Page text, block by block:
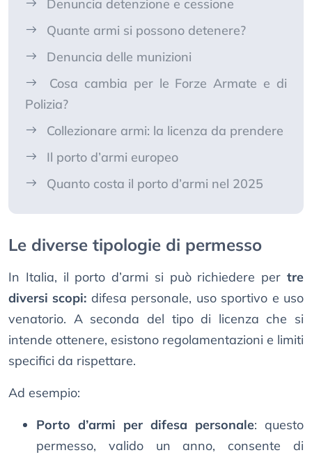
Denuncia detenzione e cessione
Quante armi si possono detenere?
Denuncia delle munizioni
Cosa cambia per le Forze Armate e di
Polizia?
Collezionare armi: la licenza da prendere
Il porto d’armi europeo
Quanto costa il porto d’armi nel 2025
Le diverse tipologie di permesso
In Italia, il porto d’armi si può richiedere per tre
diversi scopi: difesa personale, uso sportivo e uso
venatorio. A seconda del tipo di licenza che si
intende ottenere, esistono regolamentazioni e limiti
specifici da rispettare.
Ad esempio:
Porto d’armi per difesa personale: questo
permesso, valido un anno, consente di